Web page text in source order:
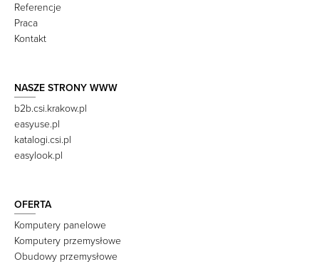
Referencje
Praca
Kontakt
NASZE STRONY WWW
b2b.csi.krakow.pl
easyuse.pl
katalogi.csi.pl
easylook.pl
OFERTA
Komputery panelowe
Komputery przemysłowe
Obudowy przemysłowe